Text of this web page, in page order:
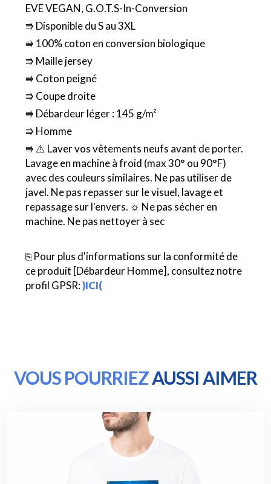
EVE VEGAN, G.O.T.S-In-Conversion
⭆ Disponible du S au 3XL
⭆ 100% coton en conversion biologique
⭆ Maille jersey
⭆ Coton peigné
⭆ Coupe droite
⭆ Débardeur léger : 145 g/m²
⭆ Homme
⭆ ⚠️ Laver vos vêtements neufs avant de porter.
Lavage en machine à froid (max 30° ou 90°F)
avec des couleurs similaires. Ne pas utiliser de
javel. Ne pas repasser sur le visuel, lavage et
repassage sur l'envers. ☼ Ne pas sécher en
machine. Ne pas nettoyer à sec
⎘ Pour plus d'informations sur la conformité de
ce produit [Débardeur Homme], consultez notre
profil GPSR:)ICI(
VOUS POURRIEZAUSSI AIMER